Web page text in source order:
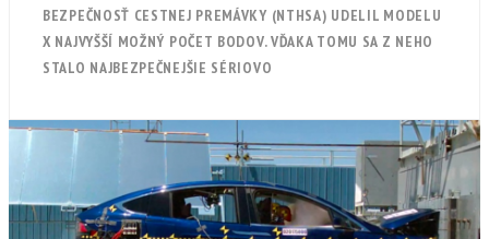
BEZPEČNOSŤ CESTNEJ PREMÁVKY (NTHSA) UDELIL MODELU
X NAJVYŠŠÍ MOŽNÝ POČET BODOV. VĎAKA TOMU SA Z NEHO
STALO NAJBEZPEČNEJŠIE SÉRIOVO